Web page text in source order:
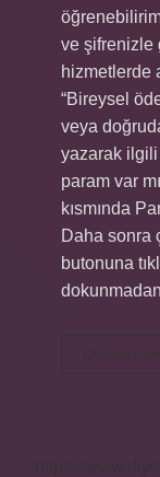
ve şifrenizle
hizmetlerde
“Bireysel
veya
yazarak
param var
kısmında
Daha sonra
butonuna
Devamını
https://